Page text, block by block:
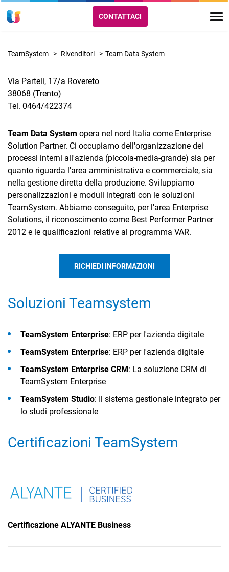
Ecommerce
Email Marketing
Fatturazione
Financial Solutions
Trust Services
TeamSystem Store
CONTATTACI
TeamSystem Rivenditori Team Data System
Via Parteli, 17/a Rovereto
38068 (Trento)
Tel. 0464/422374
Team Data System opera nel nord Italia come Enterprise
Solution Partner. Ci occupiamo dell'organizzazione dei
processi interni all'azienda (piccola-media-grande) sia per
quanto riguarda l'area amministrativa e commerciale, sia
nella gestione diretta della produzione. Sviluppiamo
personalizzazioni e moduli integrati con le soluzioni
TeamSystem. Abbiamo conseguito, per l'area Enterprise
Solutions, il riconoscimento come Best Performer Partner
2012 e le qualificazioni relative al programma VAR.
RICHIEDI INFORMAZIONI
Soluzioni Teamsystem
TeamSystem Enterprise: ERP per l'azienda digitale
TeamSystem Enterprise: ERP per l'azienda digitale
TeamSystem Enterprise CRM: La soluzione CRM di
TeamSystem Enterprise
TeamSystem Studio: Il sistema gestionale integrato per
lo studi professionale
Certificazioni TeamSystem
Certificazione ALYANTE Business